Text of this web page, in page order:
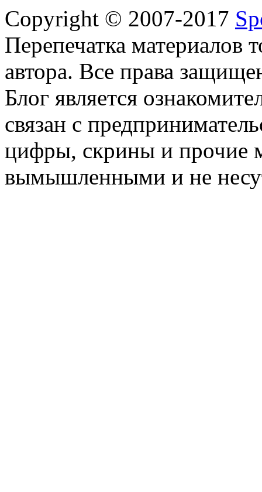
Copyright © 2007-2017
Перепечатка материалов
автора. Все права
Блог является
связан с
цифры, скрины и прочие
вымышленными и не